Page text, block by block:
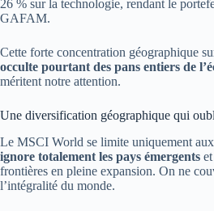
26 % sur la technologie, rendant le
GAFAM.
Cette forte concentration géographique
occulte pourtant des pans entiers de
méritent notre attention.
Une diversification géographique qui
Le MSCI World se limite uniquement
ignore totalement les pays émergents
frontières en pleine expansion. On ne
l’intégralité du monde.